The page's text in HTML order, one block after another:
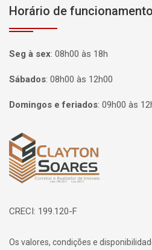
Horário de funcionamento
Seg à sex: 08h00 às 18h
Sábados: 08h00 às 12h00
Domingos e feriados: 09h00 às
Página inicial
CRECI: 199.120-F
Os valores, condições e